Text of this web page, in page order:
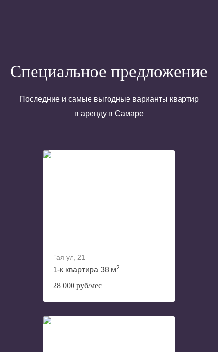
Специальное предложение
Последние и самые выгодные варианты квартир
в аренду в Самаре
Гая ул, 21
1-к квартира 38 м2
28 000 руб/мес